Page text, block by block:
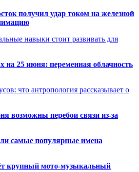
получил удар током на железной
навыки стоит развивать для
на 25 июня: переменная облачность
что антропология рассказывает о
возможны перебои связи из-за
самые популярные имена
крупный мото-музыкальный